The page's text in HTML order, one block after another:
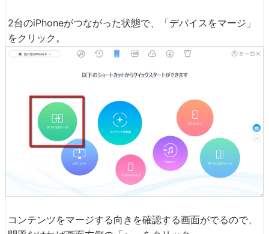
2台のiPhoneがつながった状態で、「デバイスをマージ」
をクリック。
コンテンツをマージする向きを確認する画面がでるので、